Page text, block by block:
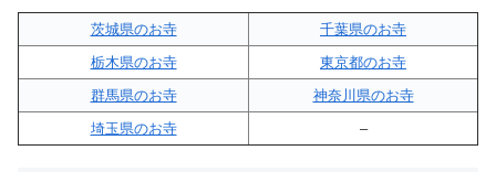
茨城県のお寺
千葉県のお寺
栃木県のお寺
東京都のお寺
群馬県のお寺
神奈川県のお寺
埼玉県のお寺
–